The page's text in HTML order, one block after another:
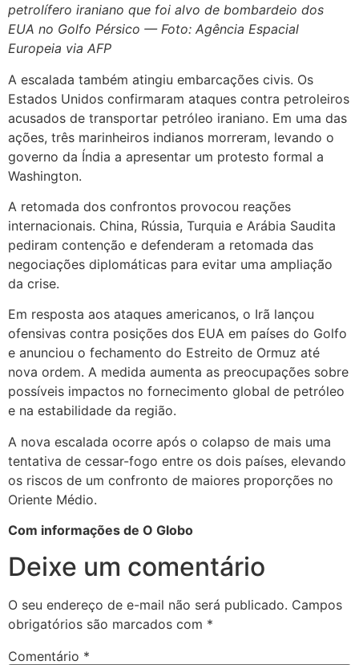
petrolífero iraniano que foi alvo de bombardeio dos
EUA no Golfo Pérsico — Foto: Agência Espacial
Europeia via AFP
A escalada também atingiu embarcações civis. Os
Estados Unidos confirmaram ataques contra petroleiros
acusados de transportar petróleo iraniano. Em uma das
ações, três marinheiros indianos morreram, levando o
governo da Índia a apresentar um protesto formal a
Washington.
A retomada dos confrontos provocou reações
internacionais. China, Rússia, Turquia e Arábia Saudita
pediram contenção e defenderam a retomada das
negociações diplomáticas para evitar uma ampliação
da crise.
Em resposta aos ataques americanos, o Irã lançou
ofensivas contra posições dos EUA em países do Golfo
e anunciou o fechamento do Estreito de Ormuz até
nova ordem. A medida aumenta as preocupações sobre
possíveis impactos no fornecimento global de petróleo
e na estabilidade da região.
A nova escalada ocorre após o colapso de mais uma
tentativa de cessar-fogo entre os dois países, elevando
os riscos de um confronto de maiores proporções no
Oriente Médio.
Com informações de O Globo
Deixe um comentário
O seu endereço de e-mail não será publicado. Campos
obrigatórios são marcados com *
Comentário *